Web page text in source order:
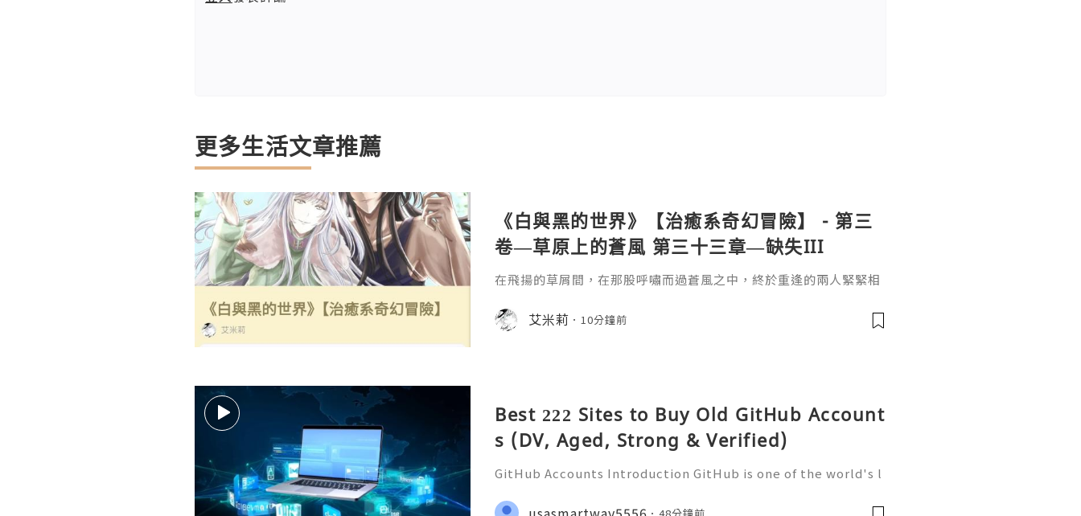
更多生活文章推薦
《白與黑的世界》【治癒系奇幻冒險】 - 第三
卷—草原上的蒼風 第三十三章—缺失III
在飛揚的草屑間，在那股呼嘯而過蒼風之中，終於重逢的兩人緊緊相
艾米莉 10分鐘前
Best 222 Sites to Buy Old GitHub Account
s (DV, Aged, Strong & Verified)
GitHub Accounts Introduction GitHub is one of the world's l
ions of developers, businesses, startups, and open-source c
48分鐘前